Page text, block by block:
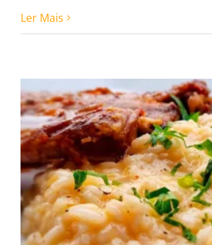
Ler Mais
Dicas para preparar
diferente